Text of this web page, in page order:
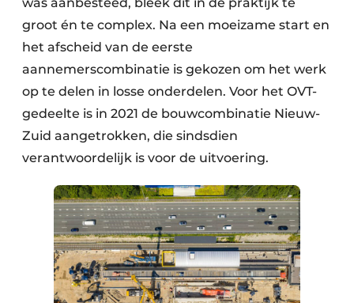
groot én te complex. Na een moeizame start en
het afscheid van de eerste
aannemerscombinatie is gekozen om het werk
op te delen in losse onderdelen. Voor het OVT-
gedeelte is in 2021 de bouwcombinatie Nieuw-
Zuid aangetrokken, die sindsdien
verantwoordelijk is voor de uitvoering.